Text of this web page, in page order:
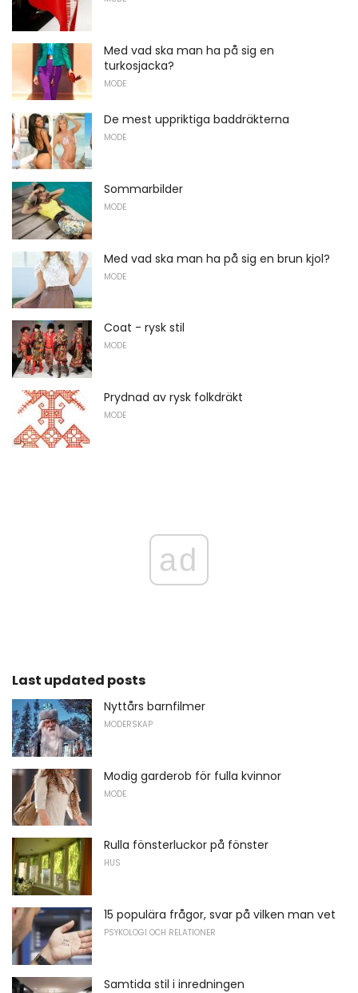
Med vad ska man ha på sig en
turkosjacka?
MODE
De mest uppriktiga baddräkterna
MODE
Sommarbilder
MODE
Med vad ska man ha på sig en brun kjol?
MODE
Coat - rysk stil
MODE
Prydnad av rysk folkdräkt
MODE
ad
Last updated posts
Nyttårs barnfilmer
MODERSKAP
Modig garderob för fulla kvinnor
MODE
Rulla fönsterluckor på fönster
HUS
15 populära frågor, svar på vilken man vet
PSYKOLOGI OCH RELATIONER
Samtida stil i inredningen